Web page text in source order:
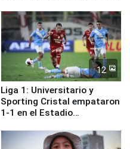
12
Liga 1: Universitario y
Sporting Cristal empataron
1-1 en el Estadio